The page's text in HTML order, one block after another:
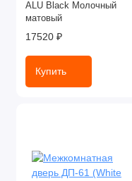
ALU Black Молочный
матовый
17520 ₽
Купить